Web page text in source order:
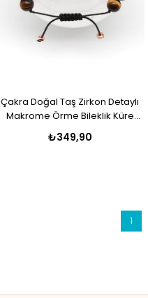
Çakra Doğal Taş Zirkon Detaylı
Makrome Örme Bileklik Küre
Kesim
₺349,90
1